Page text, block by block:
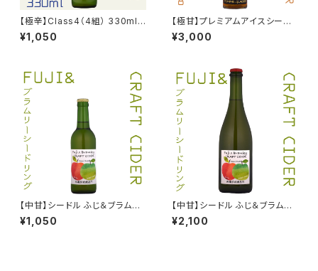
【極辛】Class4（4組） 330ml
シードル（Late maturing）202
4
¥1,050
【極甘】プレミアムアイスシード
ル ポム・グラッセ8 375ml Alc.
8% 2024
¥3,000
【中甘】シードル ふじ＆ブラムリ
¥1,050
【中甘】シードル ふじ＆ブラムリ
ー 750ml 2025
¥2,100